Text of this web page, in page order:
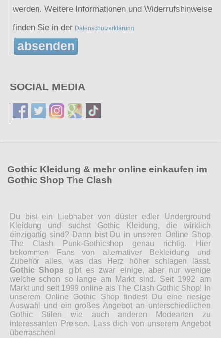
werden. Weitere Informationen und Widerrufshinweise
finden Sie in der Datenschutzerklärung
absenden
SOCIAL MEDIA
Gothic Kleidung & mehr online einkaufen im
Gothic Shop The Clash
Du bist ein Liebhaber von düster edler Underground
Kleidung und suchst Gothic Kleidung, die wirklich
einzigartig sind? Dann bist Du in unseren Online Shop
The Clash Punk-Gothicshop genau richtig. Hier
bekommen Fans von alternativer Bekleidung und
Zubehör alles, was das Herz höher schlagen lässt.
Gothic Shops gibt es zwar einige, aber nur wenige
welche schon so lange am Markt sind. Seit 1992 am
Markt und seit 1999 online als The Clash Gothic Shop! In
unserem Online Gothic Shop findest Du eine riesige
Auswahl und ein großes Angebot an unterschiedlichen
Gothic Stilen wie auch anderen Modearten zu
interessanten Preisen. Lass dich von unserem Angebot
überraschen!